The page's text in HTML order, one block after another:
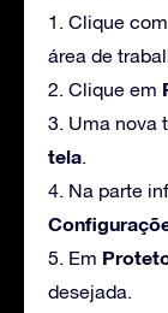
1. Clique
área de
2. Clique em
3. Uma nova
tela
4. Na parte
5. Em
desejada.